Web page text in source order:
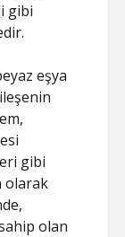
gibi
eşya
gibi
olarak
olan